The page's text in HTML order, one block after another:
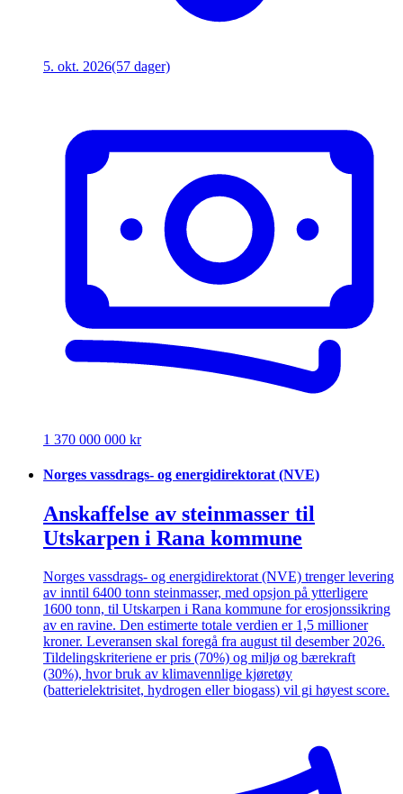
5. okt. 2026(57 dager)
1 370 000 000 kr
Norges vassdrags- og energidirektorat (NVE)
Anskaffelse av steinmasser til
Utskarpen i Rana kommune
Norges vassdrags- og energidirektorat (NVE) trenger levering
av inntil 6400 tonn steinmasser, med opsjon på ytterligere
1600 tonn, til Utskarpen i Rana kommune for erosjonssikring
av en ravine. Den estimerte totale verdien er 1,5 millioner
kroner. Leveransen skal foregå fra august til desember 2026.
Tildelingskriteriene er pris (70%) og miljø og bærekraft
(30%), hvor bruk av klimavennlige kjøretøy
(batterielektrisitet, hydrogen eller biogass) vil gi høyest score.